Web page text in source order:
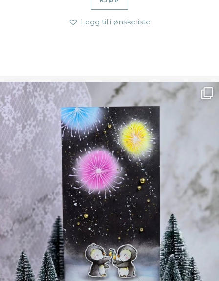
Legg til i ønskeliste
Ønsk